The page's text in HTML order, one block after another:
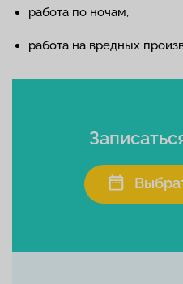
работа по ночам,
работа на вредных